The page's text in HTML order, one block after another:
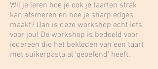
Wil je leren hoe je ook je taarten strak
kan afsmeren en hoe je sharp edges
maakt? Dan is deze workshop echt iets
voor jou! De workshop is bedoeld voor
iedereen die het bekleden van een taart
met suikerpasta al 'geoefend' heeft.